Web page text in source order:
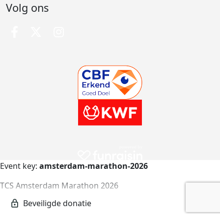
Volg ons
Event key: amsterdam-marathon-2026
TCS Amsterdam Marathon 2026
amsterdam-marathon-2026